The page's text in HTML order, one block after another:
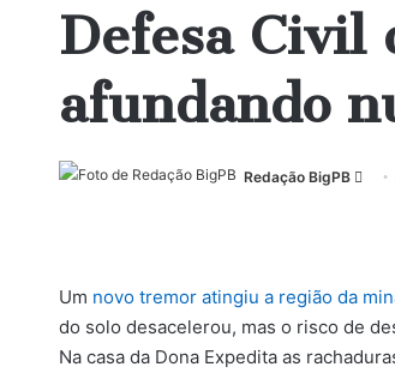
Defesa Civil
afundando
Redação BigPB
Um novo tremor atingiu a região da
do solo desacelerou, mas o risco de
Na casa da Dona Expedita as